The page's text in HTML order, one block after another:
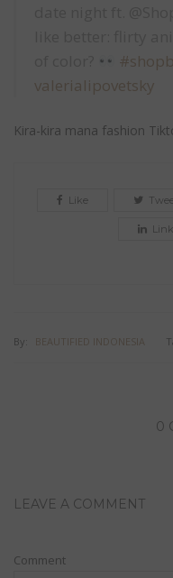
valerialipovetsky
Kira-kira mana fashion
Like
By: BEAUTIFIED INDONESIA
0
LEAVE A COMMENT
Comment